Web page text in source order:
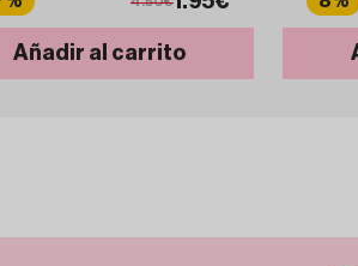
Añadir al carrito